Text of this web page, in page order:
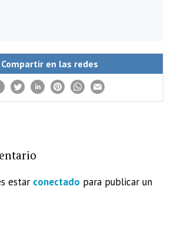
Compartir en las redes
estar conectado para publicar un